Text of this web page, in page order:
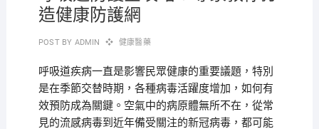
造健康防護網
POST BY ADMIN 健康醫藥
呼吸道疾病一直是影響民眾健康的重要議題，特別
是在季節交替時期，各種病毒活躍度增加，如何有
效預防成為關鍵。空氣中的病原體無所不在，從常
見的流感病毒到近年備受關注的新冠病毒，都可能